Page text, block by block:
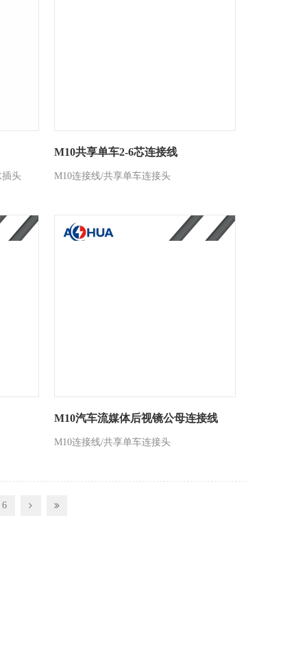
插头
M10共享单车2-6芯连接线
M10连接线/共享单车连接头
M10汽车流媒体后视镜公母连接线
M10连接线/共享单车连接头
6